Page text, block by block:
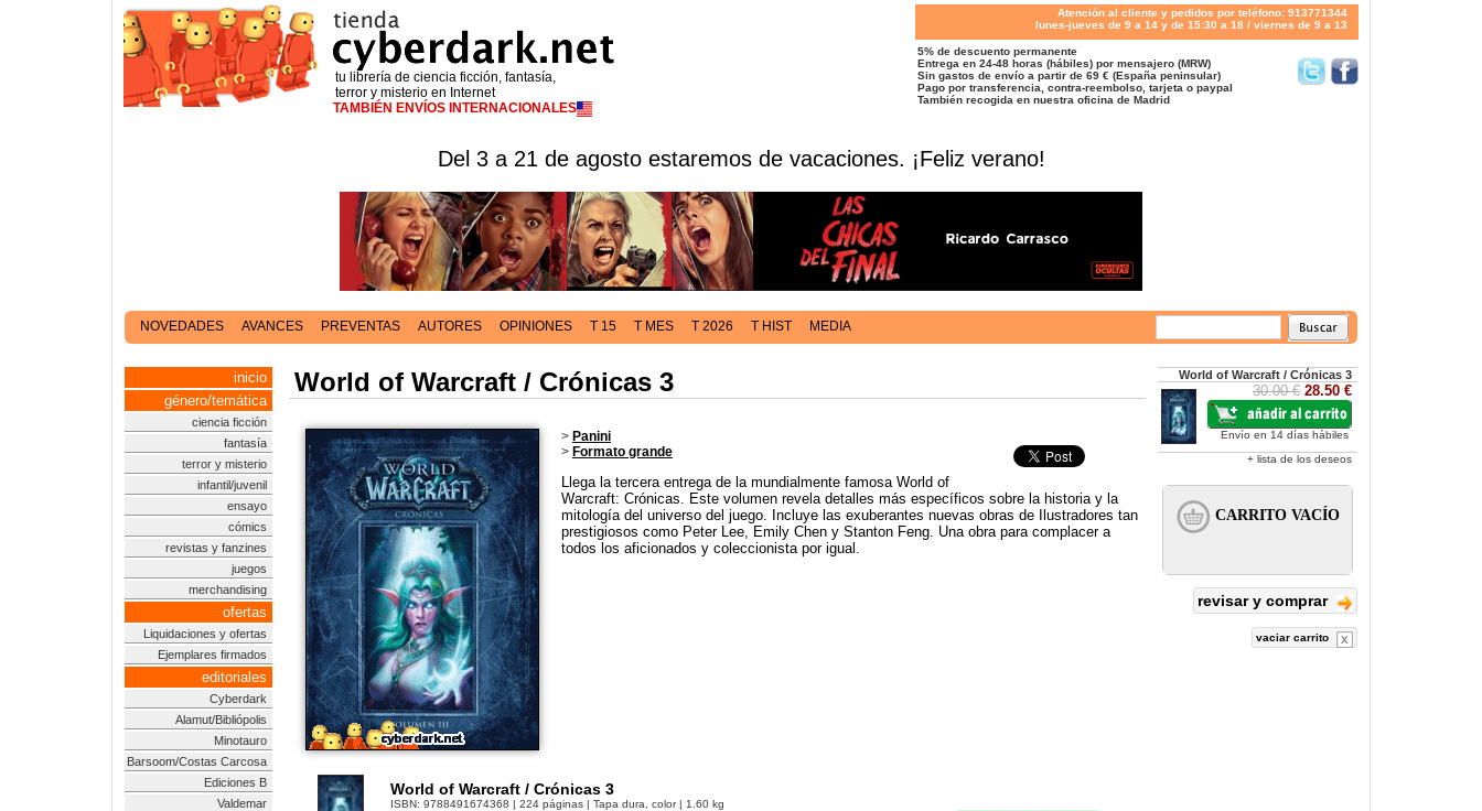
tu librería de ciencia ficción, fantasía,
terror y misterio en Internet
TAMBIÉN ENVÍOS INTERNACIONALES
Atención al cliente y pedidos por teléfono: 913771344
lunes-jueves de 9 a 14 y de 15:30 a 18 / viernes de 9 a 13
5% de descuento permanente
Entrega en 24-48 horas (hábiles) por mensajero (MRW)
Sin gastos de envío a partir de 69 € (España peninsular)
Pago por transferencia, contra-reembolso, tarjeta o paypal
También recogida en nuestra oficina de Madrid
Del 3 a 21 de agosto estaremos de vacaciones. ¡Feliz verano!
NOVEDADES AVANCES PREVENTAS AUTORES OPINIONES T 15 T MES T 2026 T HIST MEDIA
inicio
género/temática
ciencia ficción
fantasía
terror y misterio
infantil/juvenil
ensayo
cómics
revistas y fanzines
juegos
merchandising
ofertas
Liquidaciones y ofertas
Ejemplares firmados
editoriales
Cyberdark
Alamut/Bibliópolis
Minotauro
Barsoom/Costas Carcosa
Ediciones B
Valdemar
World of Warcraft / Crónicas 3
> Panini
> Formato grande
Llega la tercera entrega de la mundialmente famosa World of
Warcraft: Crónicas. Este volumen revela detalles más específicos sobre la historia y la
mitología del universo del juego. Incluye las exuberantes nuevas obras de Ilustradores tan
prestigiosos como Peter Lee, Emily Chen y Stanton Feng. Una obra para complacer a
todos los aficionados y coleccionista por igual.
World of Warcraft / Crónicas 3
ISBN: 9788491674368 | 224 páginas | Tapa dura, color | 1.60 kg
World of Warcraft / Crónicas 3
30.00 € 28.50 €
Envío en 14 días hábiles
+ lista de los deseos
revisar y comprar
vaciar carrito